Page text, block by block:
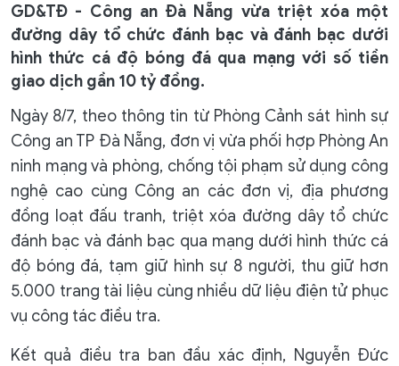
GD&TĐ - Công an Đà Nẵng vừa triệt xóa một
đường dây tổ chức đánh bạc và đánh bạc dưới
hình thức cá độ bóng đá qua mạng với số tiền
giao dịch gần 10 tỷ đồng.
Ngày 8/7, theo thông tin từ Phòng Cảnh sát hình sự
Công an TP Đà Nẵng, đơn vị vừa phối hợp Phòng An
ninh mạng và phòng, chống tội phạm sử dụng công
nghệ cao cùng Công an các đơn vị, địa phương
đồng loạt đấu tranh, triệt xóa đường dây tổ chức
đánh bạc và đánh bạc qua mạng dưới hình thức cá
độ bóng đá, tạm giữ hình sự 8 người, thu giữ hơn
5.000 trang tài liệu cùng nhiều dữ liệu điện tử phục
vụ công tác điều tra.
Kết quả điều tra ban đầu xác định, Nguyễn Đức